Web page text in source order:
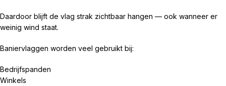
Daardoor blijft de vlag strak zichtbaar hangen — ook wanneer er
weinig wind staat.
Baniervlaggen worden veel gebruikt bij:
Bedrijfspanden
Winkels